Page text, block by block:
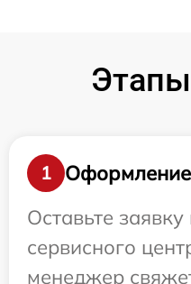
1
Оставьте заявку
сервисного
менеджер